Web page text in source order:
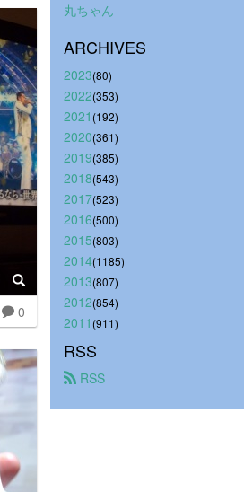
0
丸ちゃん
ARCHIVES
2023(80)
2022(353)
2021 (192)
2020(361)
2019(385)
2018(543)
2017(523)
2016(500)
2015(803)
2014(1185)
2013(807)
2012(854)
2011 (911)
RSS
RSS